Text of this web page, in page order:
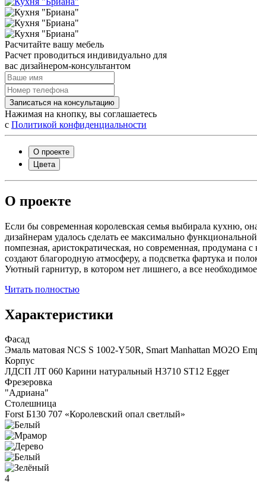
Расчитайте вашу мебель
Расчет проводиться индивидуально для
вас дизайнером-консультантом
Записаться на консультацию
Нажимая на кнопку, вы соглашаетесь
с Политикой конфиденциальности
О проекте
Цвета
О проекте
Если бы современная королевская семья выбирала кухню,
дизайнерам удалось сделать ее максимально
помпезная, аристократическая, но современная,
создают благородную атмосферу, а подсветка фартука и
Уютный гарнитур, в котором нет лишнего, а все
Читать полностью
Характеристики
Фасад
Эмаль матовая NCS S 1002-Y50R, Smart Manhattan МО2O
Корпус
ЛДСП ЛТ 060 Карини натуральный H3710 ST12 Egger
Фрезеровка
"Адриана"
Столешница
Forst Б130 707 «Королевский опал светлый»
4